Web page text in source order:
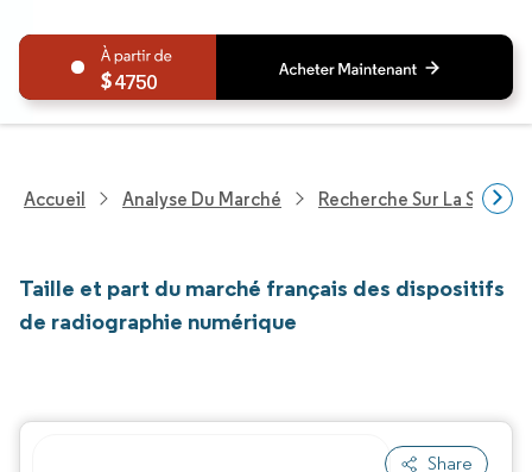
4750
Accueil Analyse Du Marché Recherche Sur La Santé
Taille et part du marché français des dispositifs
de radiographie numérique
Share